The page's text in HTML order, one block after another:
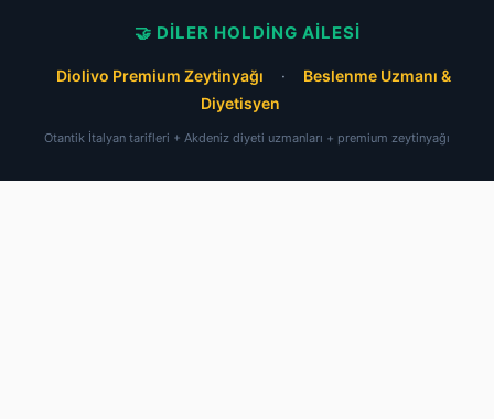
🤝 DILER HOLDING AILESI
Diolivo Premium Zeytinyağı ·
Beslenme Uzmanı &
Diyetisyen
Otantik İtalyan tarifleri + Akdeniz diyeti uzmanları + premium zeytinyağı